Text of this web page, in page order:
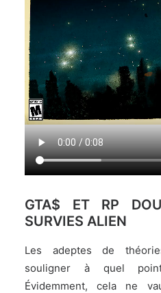
GTA$ ET RP
SURVIES ALIEN
Les adeptes de
souligner à quel
Évidemment, cela ne